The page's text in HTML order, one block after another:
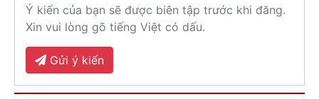
Ý kiến của bạn sẽ được biên tập trước khi đăng.
Xin vui lòng gõ tiếng Việt có dấu.
Gửi ý kiến